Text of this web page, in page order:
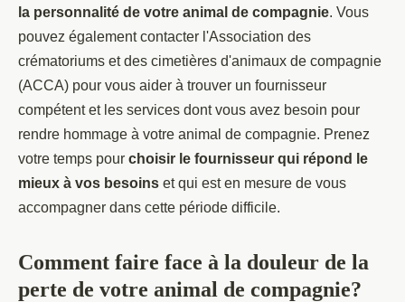
la personnalité de votre animal de compagnie. Vous
pouvez également contacter l'Association des
crématoriums et des cimetières d'animaux de compagnie
(ACCA) pour vous aider à trouver un fournisseur
compétent et les services dont vous avez besoin pour
rendre hommage à votre animal de compagnie. Prenez
votre temps pour choisir le fournisseur qui répond le
mieux à vos besoins et qui est en mesure de vous
accompagner dans cette période difficile.
Comment faire face à la douleur de la
perte de votre animal de compagnie?